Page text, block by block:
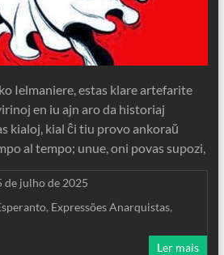
Ielmaniere, estas klare artefarite
en iu ajn aro da historiaj
kialoj, kial ĉi tiu provo ankoraŭ
al tempo; unue, oni povas supozi,
de julho de 2025
, Expressões Anarquistas,
Ler mais